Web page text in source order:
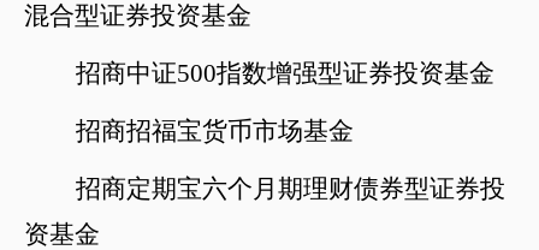
混合型证券投资基金
招商中证500指数增强型证券投资基金
招商招福宝货币市场基金
招商定期宝六个月期理财债券型证券投
资基金